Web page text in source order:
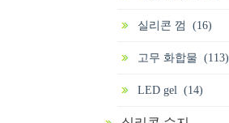
실리콘 껌 (16)
고무 화합물 (113)
LED gel (14)